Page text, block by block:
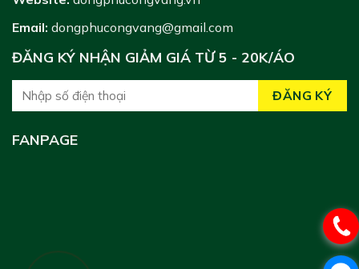
Email: dongphucongvang@gmail.com
ĐĂNG KÝ NHẬN GIẢM GIÁ TỪ 5 - 20K/ÁO
FANPAGE